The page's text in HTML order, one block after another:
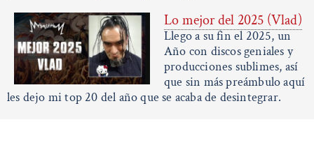
Lo mejor del 2025 (Vlad)
Llego a su fin el 2025, un
Año con discos geniales y
producciones sublimes, así
que sin más preámbulo aquí
les dejo mi top 20 del año que se acaba de desintegrar.